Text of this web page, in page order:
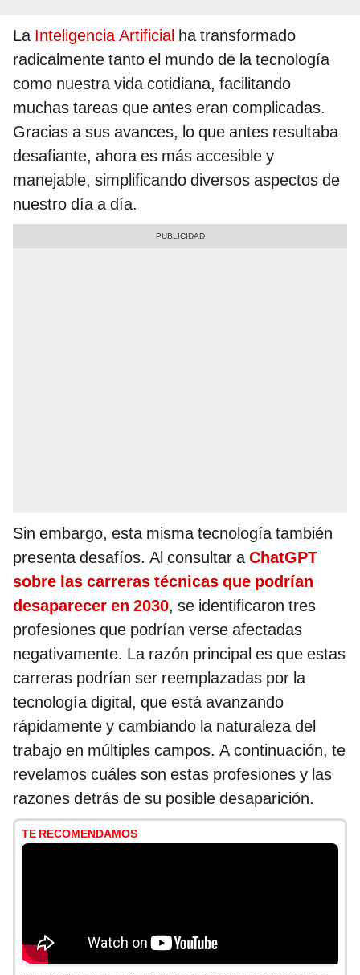
La Inteligencia Artificial ha transformado
radicalmente tanto el mundo de la tecnología
como nuestra vida cotidiana, facilitando
muchas tareas que antes eran complicadas.
Gracias a sus avances, lo que antes resultaba
desafiante, ahora es más accesible y
manejable, simplificando diversos aspectos de
nuestro día a día.
Sin embargo, esta misma tecnología también
presenta desafíos. Al consultar aChatGPT
sobre las carreras técnicas que podrían
desaparecer en 2030, se identificaron tres
profesiones que podrían verse afectadas
negativamente. La razón principal es que estas
carreras podrían ser reemplazadas por la
tecnología digital, que está avanzando
rápidamente y cambiando la naturaleza del
trabajo en múltiples campos. A continuación, te
revelamos cuáles son estas profesiones y las
razones detrás de su posible desaparición.
TE RECOMENDAMOS